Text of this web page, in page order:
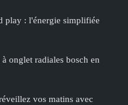
play : l'énergie simplifiée
onglet radiales bosch en
vos matins avec